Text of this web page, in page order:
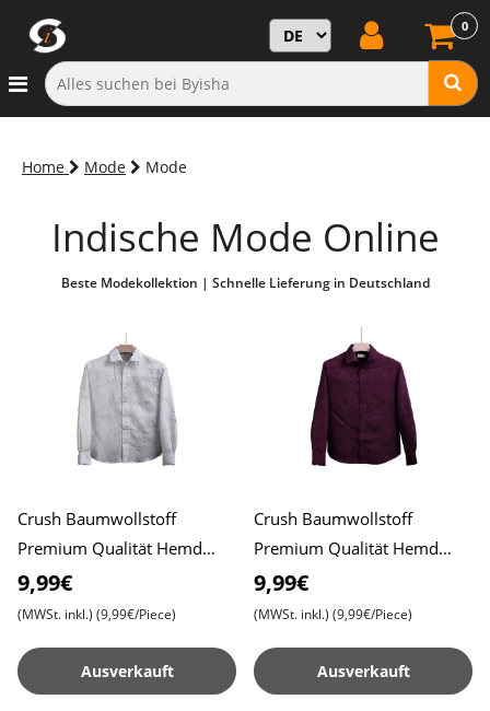
0
Home Mode Mode
Indische Mode Online
Beste Modekollektion | Schnelle Lieferung in Deutschland
Crush Baumwollstoff
Premium Qualität Hemd
Größe 46, Textur Design ,
Weiße Farbe , Stilvoller
9,99€
(MWSt. inkl.) (9,99€/Piece)
Ausverkauft
Crush Baumwollstoff
Premium Qualität Hemd
Größe 46, Textur Design ,
Maroon Farbe , Stilvoller
9,99€
(MWSt. inkl.) (9,99€/Piece)
Ausverkauft